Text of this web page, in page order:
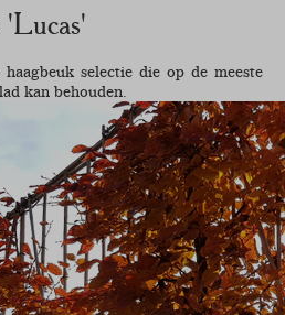
'Lucas'
selectie die op de meeste
kan behouden.